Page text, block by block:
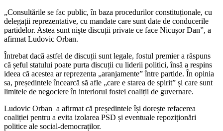
„Consultările se fac public, în baza procedurilor constituționale, cu
delegații reprezentative, cu mandate care sunt date de conducerile
partidelor. Astea sunt niște discuții private ce face Nicușor Dan”, a
afirmat Ludovic Orban.
Întrebat dacă astfel de discuții sunt legale, fostul premier a răspuns
că șeful statului poate purta discuții cu liderii politici, însă a respins
ideea că acestea ar reprezenta „aranjamente” între partide. În opinia
sa, președintele încearcă să afle „care e starea de spirit” și care sunt
limitele de negociere în interiorul fostei coaliții de guvernare.
Ludovic Orban a afirmat că președintele își dorește refacerea
coaliției pentru a evita izolarea PSD și eventuale repoziționări
politice ale social-democraților.